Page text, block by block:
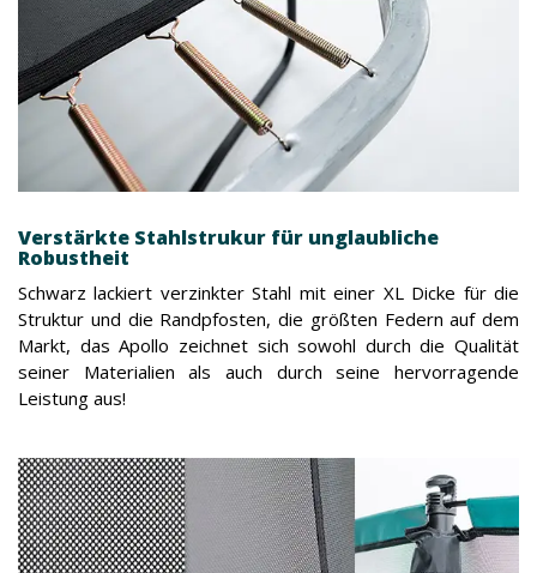
Verstärkte Stahlstrukur für unglaubliche
Robustheit
Schwarz lackiert verzinkter Stahl mit einer XL Dicke für die
Struktur und die Randpfosten, die größten Federn auf dem
Markt, das Apollo zeichnet sich sowohl durch die Qualität
seiner Materialien als auch durch seine hervorragende
Leistung aus!